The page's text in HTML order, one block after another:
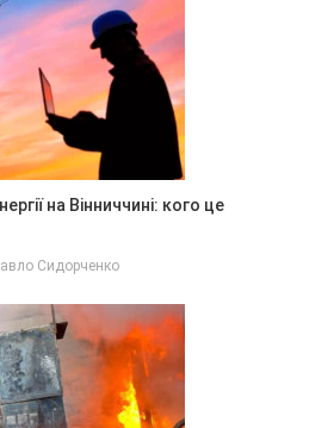
на Вінниччині: кого це
Сидорченко